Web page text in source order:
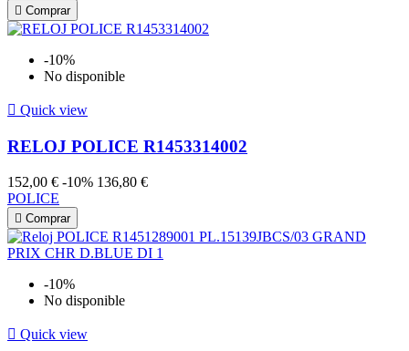
 Comprar
-10%
No disponible
 Quick view
RELOJ POLICE R1453314002
152,00 € -10% 136,80 €
POLICE
 Comprar
-10%
No disponible
 Quick view